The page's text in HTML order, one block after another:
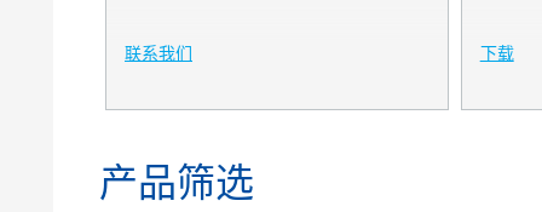
联系我们 下载
产品筛选